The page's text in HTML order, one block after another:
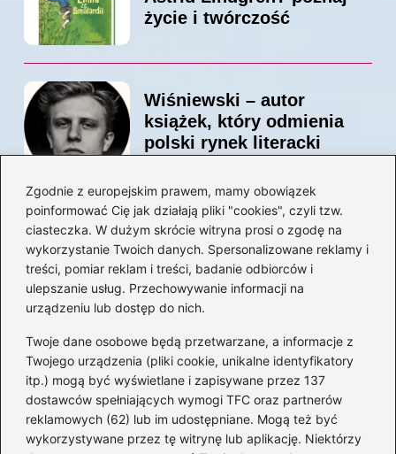
Zgodnie z europejskim prawem, mamy obowiązek
poinformować Cię jak działają pliki "cookies", czyli tzw.
ciasteczka. W dużym skrócie witryna prosi o zgodę na
wykorzystanie Twoich danych. Spersonalizowane reklamy i
treści, pomiar reklam i treści, badanie odbiorców i
ulepszanie usług. Przechowywanie informacji na
urządzeniu lub dostęp do nich.
Twoje dane osobowe będą przetwarzane, a informacje z
Twojego urządzenia (pliki cookie, unikalne identyfikatory
itp.) mogą być wyświetlane i zapisywane przez 137
dostawców spełniających wymogi TFC oraz partnerów
reklamowych (62) lub im udostępniane. Mogą też być
wykorzystywane przez tę witrynę lub aplikację. Niektórzy
życie i twórczość
Wiśniewski – autor
książek, który odmienia
polski rynek literacki
Magiczne kulisy życia
autora książki o Kubusiu
Puchatku
Odkryj inne książki autora
„Jaś i Małgosia”, które
musisz przeczytać